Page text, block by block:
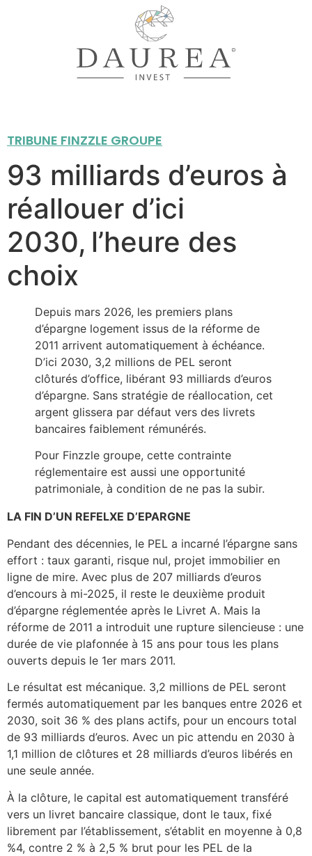
TRIBUNE FINZZLE GROUPE
93 milliards d’euros à
réallouer d’ici
2030, l’heure des
choix
Depuis mars 2026, les premiers plans
d’épargne logement issus de la réforme de
2011 arrivent automatiquement à échéance.
D’ici 2030, 3,2 millions de PEL seront
clôturés d’office, libérant 93 milliards d’euros
d’épargne. Sans stratégie de réallocation, cet
argent glissera par défaut vers des livrets
bancaires faiblement rémunérés.
Pour Finzzle groupe, cette contrainte
réglementaire est aussi une opportunité
patrimoniale, à condition de ne pas la subir.
LA FIN D’UN REFELXE D’EPARGNE
Pendant des décennies, le PEL a incarné l’épargne sans
effort : taux garanti, risque nul, projet immobilier en
ligne de mire. Avec plus de 207 milliards d’euros
d’encours à mi-2025, il reste le deuxième produit
d’épargne réglementée après le Livret A. Mais la
réforme de 2011 a introduit une rupture silencieuse : une
durée de vie plafonnée à 15 ans pour tous les plans
ouverts depuis le 1er mars 2011.
Le résultat est mécanique. 3,2 millions de PEL seront
fermés automatiquement par les banques entre 2026 et
2030, soit 36 % des plans actifs, pour un encours total
de 93 milliards d’euros. Avec un pic attendu en 2030 à
1,1 million de clôtures et 28 milliards d’euros libérés en
une seule année.
À la clôture, le capital est automatiquement transféré
vers un livret bancaire classique, dont le taux, fixé
librement par l’établissement, s’établit en moyenne à 0,8
%4, contre 2 % à 2,5 % brut pour les PEL de la